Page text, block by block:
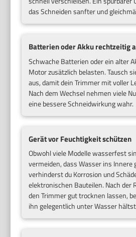
das Schneiden sanfter und
Batterien oder Akku rechtzeitig
Schwache Batterien oder ein alter
Motor zusätzlich belasten. Tausch
aus, damit dein Trimmer mit voller
Nach dem Wechsel nehmen viele
eine bessere Schneidwirkung wahr.
Gerät vor Feuchtigkeit schützen
Obwohl viele Modelle wasserfest
vermeiden, dass Wasser ins Innere
verhinderst du Korrosion und
elektronischen Bauteilen. Nach der
den Trimmer gut trocknen lassen,
ihn gelegentlich unter Wasser